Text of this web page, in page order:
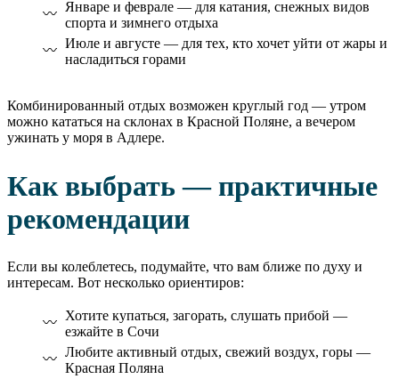
Январе и феврале — для катания, снежных видов
спорта и зимнего отдыха
Июле и августе — для тех, кто хочет уйти от жары и
насладиться горами
Комбинированный отдых возможен круглый год — утром
можно кататься на склонах в Красной Поляне, а вечером
ужинать у моря в Адлере.
Как выбрать — практичные
рекомендации
Если вы колеблетесь, подумайте, что вам ближе по духу и
интересам. Вот несколько ориентиров:
Хотите купаться, загорать, слушать прибой —
езжайте в Сочи
Любите активный отдых, свежий воздух, горы —
Красная Поляна